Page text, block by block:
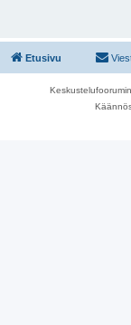
Etusivu